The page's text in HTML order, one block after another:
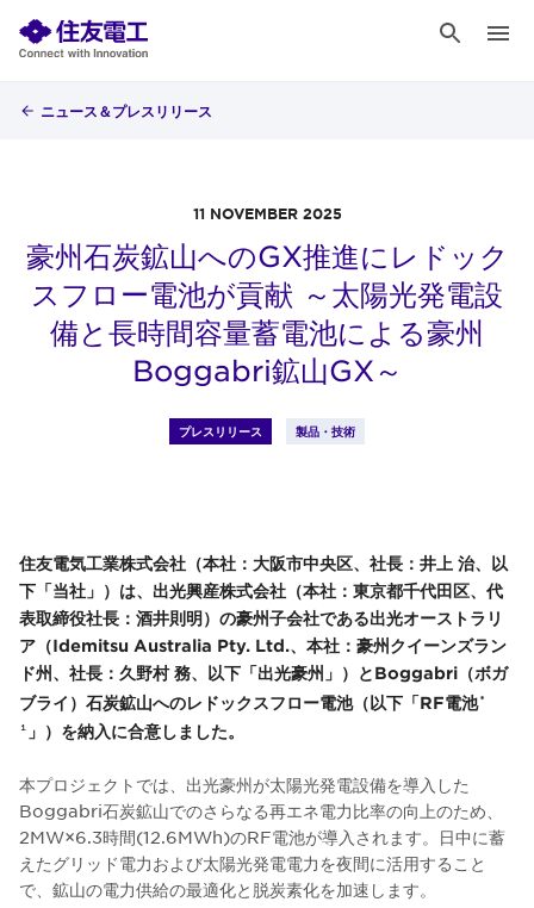
ニュース＆プレスリリース
11 NOVEMBER 2025
豪州石炭鉱山へのGX推進にレドック
スフロー電池が貢献 ～太陽光発電設
備と長時間容量蓄電池による豪州
Boggabri鉱山GX～
プレスリリース 製品・技術
住友電気工業株式会社（本社：大阪市中央区、社長：井上 治、以
下「当社」）は、出光興産株式会社（本社：東京都千代田区、代
表取締役社長：酒井則明）の豪州子会社である出光オーストラリ
ア（Idemitsu Australia Pty. Ltd.、本社：豪州クイーンズラン
ド州、社長：久野村 務、以下「出光豪州」）とBoggabri（ボガ
ブライ）石炭鉱山へのレドックスフロー電池（以下「RF電池 ＊
１ 」）を納入に合意しました。
本プロジェクトでは、出光豪州が太陽光発電設備を導入した
Boggabri石炭鉱山でのさらなる再エネ電力比率の向上のため、
2MW×6.3時間(12.6MWh)のRF電池が導入されます。日中に蓄
えたグリッド電力および太陽光発電電力を夜間に活用すること
で、鉱山の電力供給の最適化と脱炭素化を加速します。